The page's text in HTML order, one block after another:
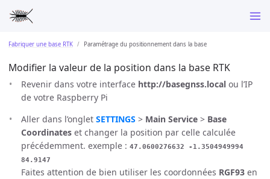
Fabriquer une base RTK Paramétrage du positionnement dans la base
Modifier la valeur de la position dans la base RTK
Revenir dans votre interface http://basegnss.local ou l’IP
de votre Raspberry Pi
Aller dans l’onglet SETTINGS > Main Service > Base
Coordinates et changer la position par celle calculée
précédemment. exemple : 47.0600276632 -1.3504949994
84.9147
Faites attention de bien utiliser les coordonnées RGF93 en